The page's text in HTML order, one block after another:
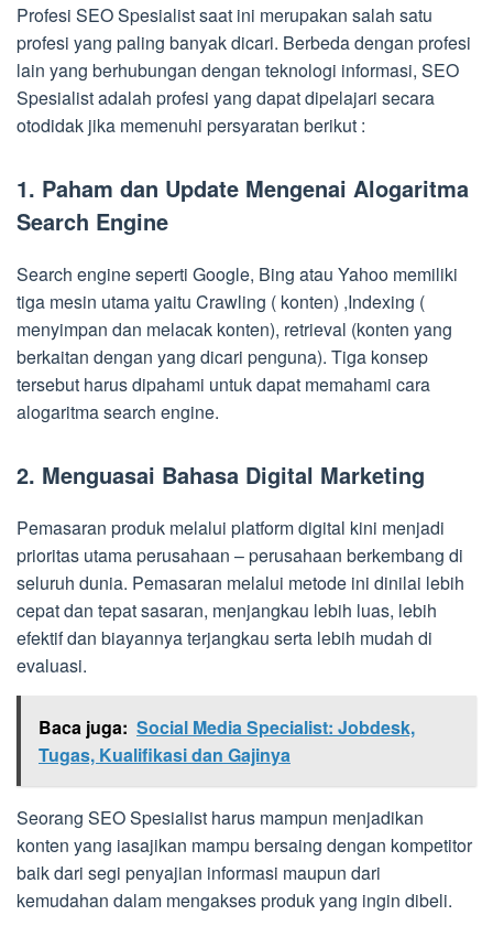
Profesi SEO Spesialist saat ini merupakan salah satu
profesi yang paling banyak dicari. Berbeda dengan profesi
lain yang berhubungan dengan teknologi informasi, SEO
Spesialist adalah profesi yang dapat dipelajari secara
otodidak jika memenuhi persyaratan berikut :
1. Paham dan Update Mengenai Alogaritma
Search Engine
Search engine seperti Google, Bing atau Yahoo memiliki
tiga mesin utama yaitu Crawling ( konten) ,Indexing (
menyimpan dan melacak konten), retrieval (konten yang
berkaitan dengan yang dicari penguna). Tiga konsep
tersebut harus dipahami untuk dapat memahami cara
alogaritma search engine.
2. Menguasai Bahasa Digital Marketing
Pemasaran produk melalui platform digital kini menjadi
prioritas utama perusahaan – perusahaan berkembang di
seluruh dunia. Pemasaran melalui metode ini dinilai lebih
cepat dan tepat sasaran, menjangkau lebih luas, lebih
efektif dan biayannya terjangkau serta lebih mudah di
evaluasi.
Baca juga: Social Media Specialist: Jobdesk,
Tugas, Kualifikasi dan Gajinya
Seorang SEO Spesialist harus mampun menjadikan
konten yang iasajikan mampu bersaing dengan kompetitor
baik dari segi penyajian informasi maupun dari
kemudahan dalam mengakses produk yang ingin dibeli.